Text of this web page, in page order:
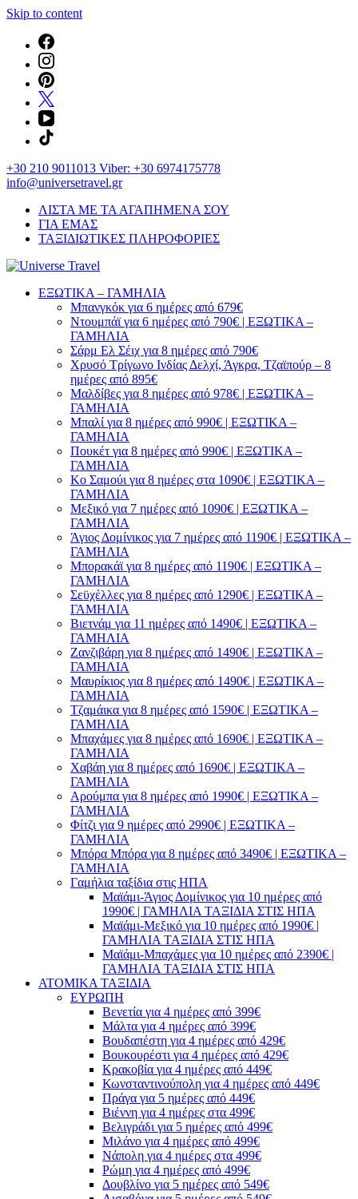
Skip to content
+30 210 9011013 Viber: +30 6974175778
info@universetravel.gr
ΛΙΣΤΑ ΜΕ ΤΑ ΑΓΑΠΗΜΕΝΑ ΣΟΥ
ΓΙΑ ΕΜΑΣ
ΤΑΞΙΔΙΩΤΙΚΕΣ ΠΛΗΡΟΦΟΡΙΕΣ
Universe Travel
You will love the way you travel
ΕΞΩΤΙΚΑ – ΓΑΜΗΛΙΑ
Μπανγκόκ για 6 ημέρες από 679€
Ντουμπάϊ για 6 ημέρες από 790€ | ΕΞΩΤΙΚΑ –
ΓΑΜΗΛΙΑ
Σάρμ Ελ Σέιχ για 8 ημέρες από 790€
Χρυσό Τρίγωνο Ινδίας Δελχί, Άγκρα, Τζαϊπούρ – 8
ημέρες από 895€
Μαλδίβες για 8 ημέρες από 978€ | ΕΞΩΤΙΚΑ –
ΓΑΜΗΛΙΑ
Μπαλί για 8 ημέρες από 990€ | ΕΞΩΤΙΚΑ –
ΓΑΜΗΛΙΑ
Πουκέτ για 8 ημέρες από 990€ | ΕΞΩΤΙΚΑ –
ΓΑΜΗΛΙΑ
Κο Σαμούι για 8 ημέρες στα 1090€ | ΕΞΩΤΙΚΑ –
ΓΑΜΗΛΙΑ
Μεξικό για 7 ημέρες από 1090€ | ΕΞΩΤΙΚΑ –
ΓΑΜΗΛΙΑ
Άγιος Δομίνικος για 7 ημέρες από 1190€ | ΕΞΩΤΙΚΑ –
ΓΑΜΗΛΙΑ
Μπορακάϊ για 8 ημέρες από 1190€ | ΕΞΩΤΙΚΑ –
ΓΑΜΗΛΙΑ
Σεϋχέλλες για 8 ημέρες από 1290€ | ΕΞΩΤΙΚΑ –
ΓΑΜΗΛΙΑ
Βιετνάμ για 11 ημέρες από 1490€ | ΕΞΩΤΙΚΑ –
ΓΑΜΗΛΙΑ
Ζανζιβάρη για 8 ημέρες από 1490€ | ΕΞΩΤΙΚΑ –
ΓΑΜΗΛΙΑ
Μαυρίκιος για 8 ημέρες από 1490€ | ΕΞΩΤΙΚΑ –
ΓΑΜΗΛΙΑ
Τζαμάικα για 8 ημέρες από 1590€ | ΕΞΩΤΙΚΑ –
ΓΑΜΗΛΙΑ
Μπαχάμες για 8 ημέρες από 1690€ | ΕΞΩΤΙΚΑ –
ΓΑΜΗΛΙΑ
Χαβάη για 8 ημέρες από 1690€ | ΕΞΩΤΙΚΑ –
ΓΑΜΗΛΙΑ
Αρούμπα για 8 ημέρες από 1990€ | ΕΞΩΤΙΚΑ –
ΓΑΜΗΛΙΑ
Φίτζι για 9 ημέρες από 2990€ | ΕΞΩΤΙΚΑ –
ΓΑΜΗΛΙΑ
Μπόρα Μπόρα για 8 ημέρες από 3490€ | ΕΞΩΤΙΚΑ –
ΓΑΜΗΛΙΑ
Γαμήλια ταξίδια στις ΗΠΑ
Μαϊάμι-Άγιος Δομίνικος για 10 ημέρες από
1990€ | ΓΑΜΗΛΙΑ ΤΑΞΙΔΙΑ ΣΤΙΣ ΗΠΑ
Μαϊάμι-Μεξικό για 10 ημέρες από 1990€ |
ΓΑΜΗΛΙΑ ΤΑΞΙΔΙΑ ΣΤΙΣ ΗΠΑ
Μαϊάμι-Μπαχάμες για 10 ημέρες από 2390€ |
ΓΑΜΗΛΙΑ ΤΑΞΙΔΙΑ ΣΤΙΣ ΗΠΑ
ΑΤΟΜΙΚΑ ΤΑΞΙΔΙΑ
ΕΥΡΩΠΗ
Βενετία για 4 ημέρες από 399€
Μάλτα για 4 ημέρες από 399€
Βουδαπέστη για 4 ημέρες από 429€
Βουκουρέστι για 4 ημέρες από 429€
Κρακοβία για 4 ημέρες από 449€
Κωνσταντινούπολη για 4 ημέρες από 449€
Πράγα για 5 ημέρες από 449€
Βιέννη για 4 ημέρες στα 499€
Βελιγράδι για 5 ημέρες από 499€
Μιλάνο για 4 ημέρες από 499€
Νάπολη για 4 ημέρες στα 499€
Ρώμη για 4 ημέρες από 499€
Δουβλίνο για 5 ημέρες από 549€